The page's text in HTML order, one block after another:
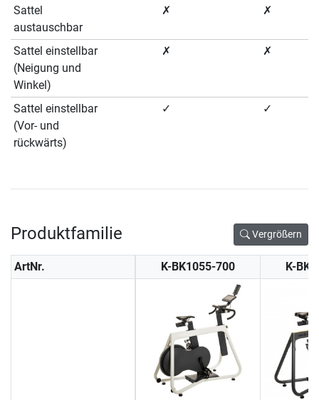
Sattel
austauschbar
✗ ✗
Sattel einstellbar
(Neigung und
Winkel)
✗ ✗
Sattel einstellbar
(Vor- und
rückwärts)
✓ ✓
Produktfamilie Vergrößern
ArtNr. K-BK1055-700 K-